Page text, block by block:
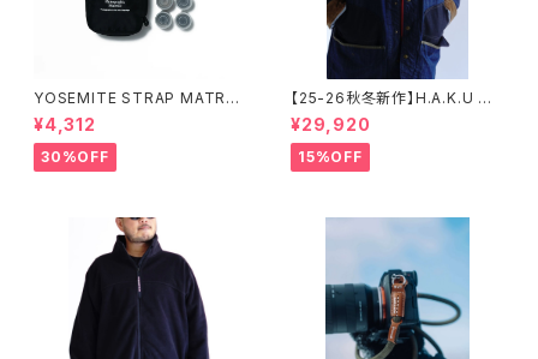
YOSEMITE STRAP MATRY
OSHKA CASE 【 M 】ヨセミテ
ストラップ マトリョーシカ ケース
¥4,312
30%OFF
【25-26秋冬新作】H.A.K.U M
OUNTAIN SUPPLY HKT719
ハンティングカバーオール ハク
マウンテンサプライ
¥29,920
15%OFF